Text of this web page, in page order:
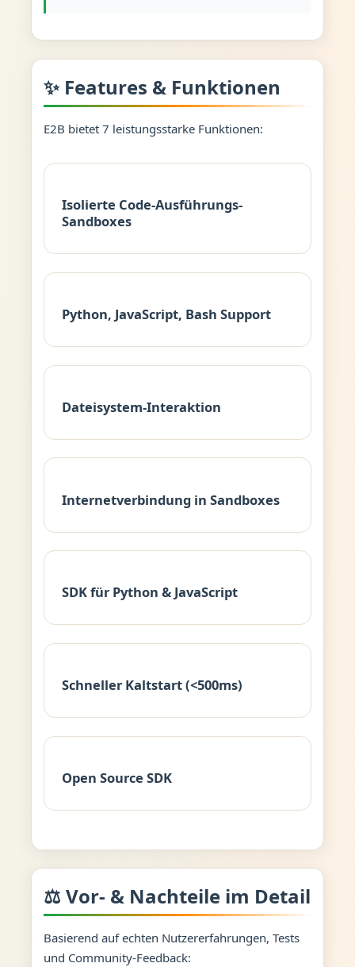
✨ Features & Funktionen
E2B bietet 7 leistungsstarke Funktionen:
Isolierte Code-Ausführungs-
Sandboxes
Python, JavaScript, Bash Support
Dateisystem-Interaktion
Internetverbindung in Sandboxes
SDK für Python & JavaScript
Schneller Kaltstart (<500ms)
Open Source SDK
⚖️ Vor- & Nachteile im Detail
Basierend auf echten Nutzererfahrungen, Tests
und Community-Feedback: